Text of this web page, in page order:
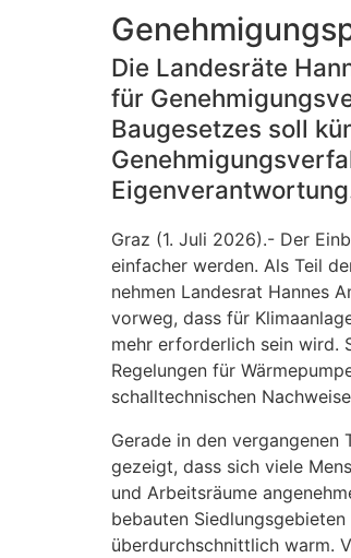
Die Landesräte
für
Baugesetzes soll
Graz (1. Juli 2026).- Der
einfacher werden. Als Teil
nehmen Landesrat Hannes
vorweg, dass für
mehr erforderlich sein wird.
Regelungen für
schalltechnischen
Gerade in den vergangenen
gezeigt, dass sich viele
und Arbeitsräume
bebauten
überdurchschnittlich warm.